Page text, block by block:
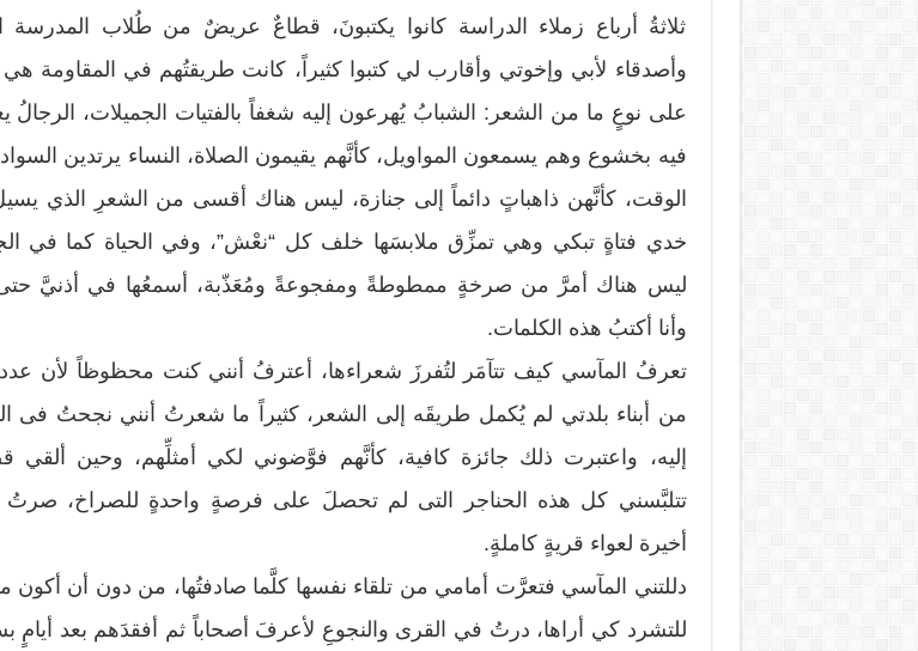
ثلاثةُ أرباع زملاء الدراسة كانوا يكتبونَ، قطاعٌ عريضٌ من طُلاب المدرسة
وأصدقاء لأبي وإخوتي وأقارب لي كتبوا كثيراً، كانت طريقتُهم في المقاومة
على نوعٍ ما من الشعر: الشبابُ يُهرعون إليه شغفاً بالفتيات الجميلات، الرجالُ
فيه بخشوع وهم يسمعون المواويل، كأنَّهم يقيمون الصلاة، النساء يرتدين
الوقت، كأنَّهن ذاهباتٍ دائماً إلى جنازة، ليس هناك أقسى من الشعرِ الذي
خدي فتاةٍ تبكي وهي تمزِّق ملابسَها خلف كل “نعْش”، وفي الحياة كما في
ليس هناك أمرَّ من صرخةٍ ممطوطةً ومفجوعةً ومُعَذّبة، أسمعُها في أذنيَّ حتى
وأنا أكتبُ هذه الكلمات.
تعرفُ المآسي كيف تتآمَر لتُفرزَ شعراءها، أعترفُ أنني كنت محظوظاً لأن عدداً
من أبناء بلدتي لم يُكمل طريقَه إلى الشعر، كثيراً ما شعرتُ أنني نجحتُ فى
إليه، واعتبرت ذلك جائزة كافية، كأنَّهم فوَّضوني لكي أمثلِّهم، وحين ألقي
تتلبَّسني كل هذه الحناجر التى لم تحصلَ على فرصةٍ واحدةٍ للصراخ،
أخيرة لعواء قريةٍ كاملةٍ.
دللتني المآسي فتعرَّت أمامي من تلقاء نفسها كلَّما صادفتُها، من دون أن أكون
للتشرد كي أراها، درتُ في القرى والنجوعِ لأعرفَ أصحاباً ثم أفقدَهم بعد أيامٍ